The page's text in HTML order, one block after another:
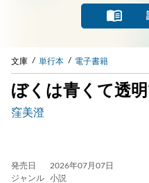
文庫 単行本 電子書籍
ぼくは青くて透
窪美澄
発売日
2026年07月07日
ジャンル
小説